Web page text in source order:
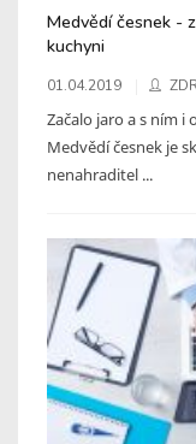
Medvědí česnek -
kuchyni
01.04.2019
Začalo jaro a s ním
Medvědí česnek je
nenahraditel ...